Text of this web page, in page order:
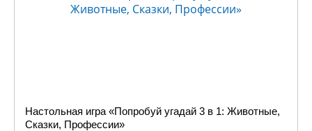
Настольная игра «Попробуй угадай 3 в 1: Животные,
Сказки, Профессии»